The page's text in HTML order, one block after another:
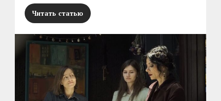
Читать статью